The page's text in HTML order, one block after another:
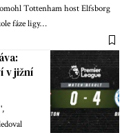
Tottenham host Elfsborg
fáze ligy…
v jižní